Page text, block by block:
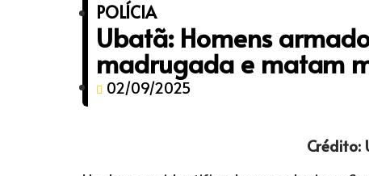
POLÍCIA
Ubatã: Homens
madrugada e matam
02/09/2025
Crédito: